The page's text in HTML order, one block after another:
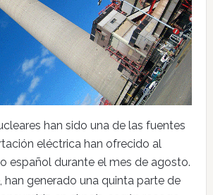
han sido una de las fuentes
eléctrica han ofrecido al
español durante el mes de agosto.
han generado una quinta parte de